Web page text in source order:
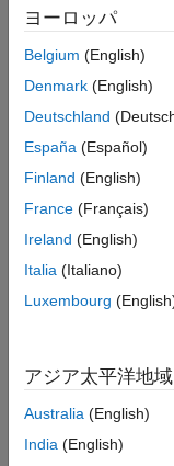
ヨーロッパ
Belgium (English)
Denmark (English)
Deutschland
España (Español)
Finland (English)
France (Français)
Ireland (English)
Italia (Italiano)
Luxembourg
アジア太平洋地域
Australia (English)
India (English)
トラストセンター
違法コピー防止
© 1994-2026 The